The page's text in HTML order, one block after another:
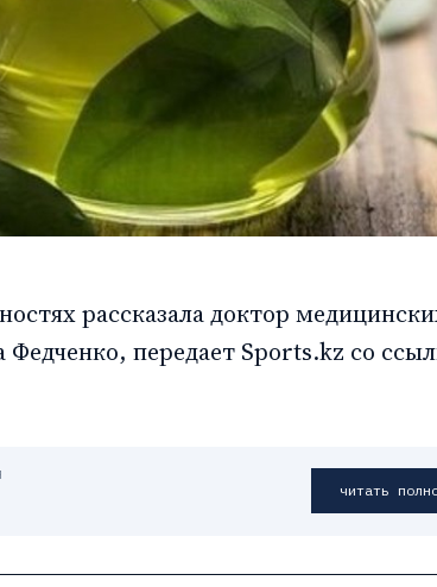
рассказала доктор
передает Sports.kz со
читать